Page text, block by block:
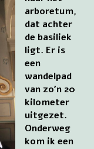
arboretum,
dat achter
de basiliek
ligt. Er is
een
wandelpad
van zo’n 20
kilometer
uitgezet.
Onderweg
kom ik een